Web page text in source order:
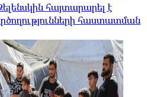
հայտարարել է
հաստատման